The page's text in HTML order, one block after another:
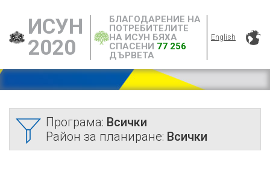
ИСУН
2020
БЛАГОДАРЕНИЕ НА
ПОТРЕБИТЕЛИТЕ
НА ИСУН БЯХА
СПАСЕНИ 77 256
ДЪРВЕТА
English
Програма: Всички
Район за планиране: Всички